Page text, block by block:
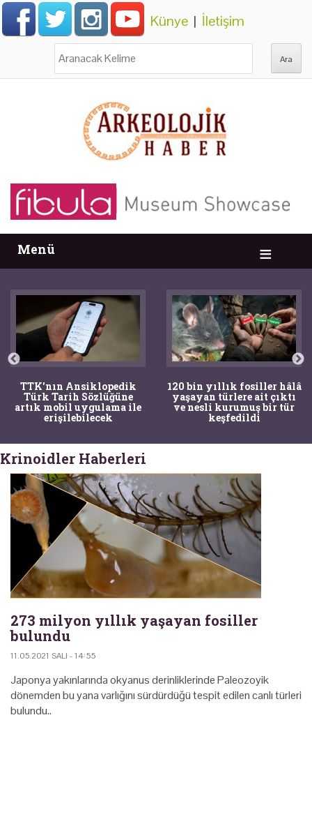
Künye | İletişim
Menü
TTK'nın Ansiklopedik
Türk Tarih Sözlüğüne
artık mobil uygulama ile
erişilebilecek
120 bin yıllık fosiller hâlâ
yaşayan türlere ait çıktı
ve nesli kurumuş bir tür
keşfedildi
Krinoidler Haberleri
273 milyon yıllık yaşayan fosiller
bulundu
11.05.2021 SALI - 14:55
Japonya yakınlarında okyanus derinliklerinde Paleozoyik
dönemden bu yana varlığını sürdürdüğü tespit edilen canlı türleri
bulundu..